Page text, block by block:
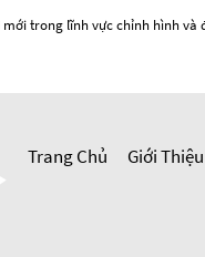
trong lĩnh vực chỉnh hình
Trang Chủ Giới